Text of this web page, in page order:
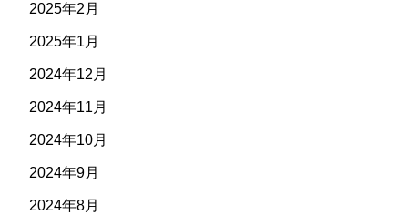
2025年2月
2025年1月
2024年12月
2024年11月
2024年10月
2024年9月
2024年8月